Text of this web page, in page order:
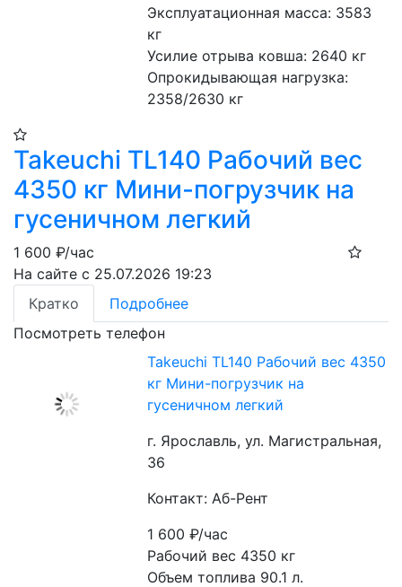
Эксплуатационная масса: 3583
кг
Усилие отрыва ковша: 2640 кг
Опрокидывающая нагрузка:
2358/2630 кг
Takeuchi TL140 Рабочий вес
4350 кг Мини-погрузчик на
гусеничном легкий
1 600 ₽/час
На сайте с 25.07.2026 19:23
Кратко
Подробнее
Посмотреть телефон
Takeuchi TL140 Рабочий вес 4350
кг Мини-погрузчик на
гусеничном легкий
г. Ярославль, ул. Магистральная,
36
Контакт: Аб-Рент
1 600₽/час
Рабочий вес 4350 кг
Объем топлива 90.1 л.